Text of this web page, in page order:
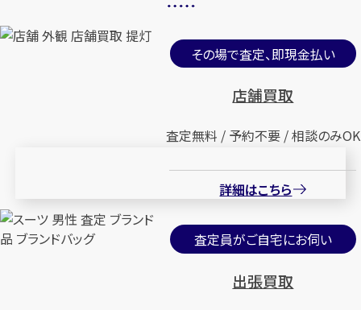
その場で査定、即現金払い
店舗買取
査定無料 / 予約不要 / 相談のみOK
詳細はこちら
査定員がご自宅にお伺い
出張買取